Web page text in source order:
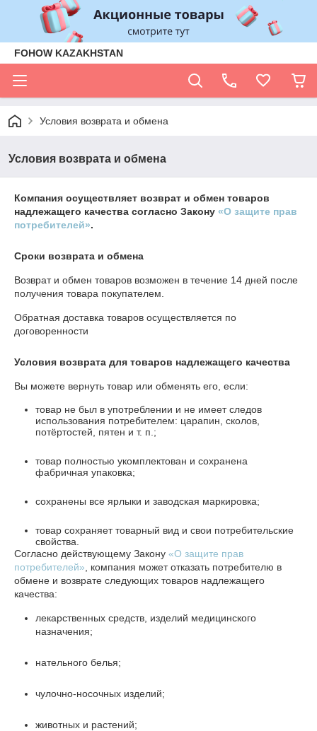
FOHOW KAZAKHSTAN
Условия возврата и обмена
Условия возврата и обмена
Компания осуществляет возврат и обмен товаров
надлежащего качества согласно Закону «О защите прав
потребителей».
Сроки возврата и обмена
Возврат и обмен товаров возможен в течение 14 дней после
получения товара покупателем.
Обратная доставка товаров осуществляется по
договоренности
Условия возврата для товаров надлежащего качества
Вы можете вернуть товар или обменять его, если:
товар не был в употреблении и не имеет следов
использования потребителем: царапин, сколов,
потёртостей, пятен и т. п.;
товар полностью укомплектован и сохранена
фабричная упаковка;
сохранены все ярлыки и заводская маркировка;
товар сохраняет товарный вид и свои потребительские
свойства.
Согласно действующему Закону «О защите прав
потребителей» , компания может отказать потребителю в
обмене и возврате следующих товаров надлежащего
качества:
лекарственных средств, изделий медицинского
назначения;
нательного белья;
чулочно-носочных изделий;
животных и растений;